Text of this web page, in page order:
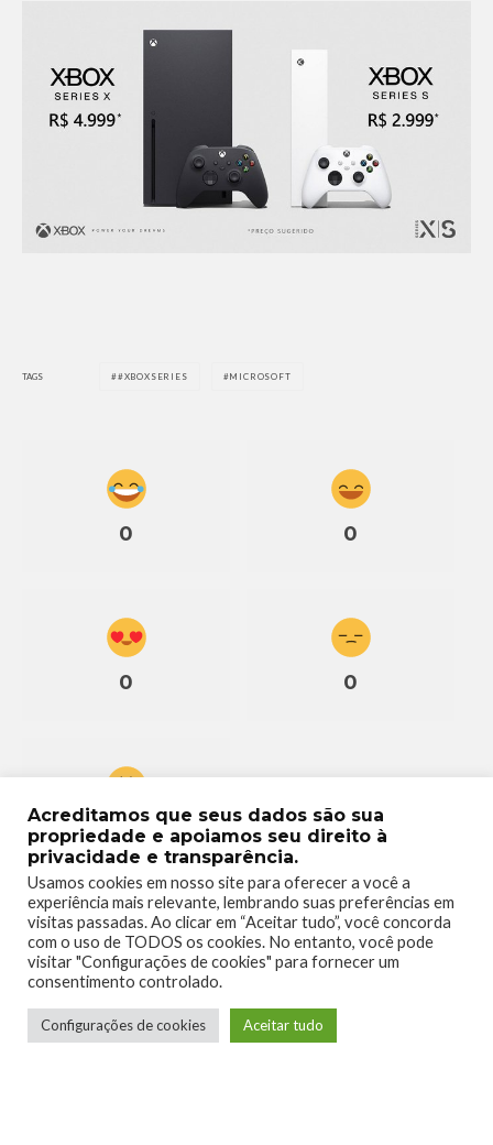
TAGS #XBOXSERIES MICROSOFT
0 0
0 0
0
Acreditamos que seus dados são sua
propriedade e apoiamos seu direito à
privacidade e transparência.
Usamos cookies em nosso site para oferecer a você a
experiência mais relevante, lembrando suas preferências em
visitas passadas. Ao clicar em “Aceitar tudo”, você concorda
com o uso de TODOS os cookies. No entanto, você pode
visitar "Configurações de cookies" para fornecer um
consentimento controlado.
Configurações de cookies Aceitar tudo